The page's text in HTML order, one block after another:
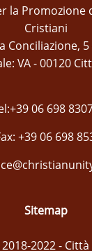
la Promozione
Cristiani
Conciliazione, 5
VA - 00120
06 698
+39 06 698
Sitemap
2022 -